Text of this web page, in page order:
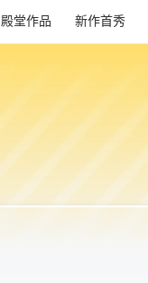
殿堂作品 新作首秀